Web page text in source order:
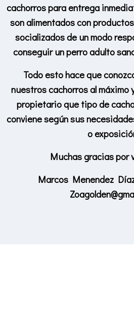
cachorros para entrega
son alimentados con
socializados de un modo
conseguir un perro adulto
Todo esto hace que
nuestros cachorros al máximo
propietario que tipo de
conviene según sus
o
Muchas gracias por
Marcos Menendez